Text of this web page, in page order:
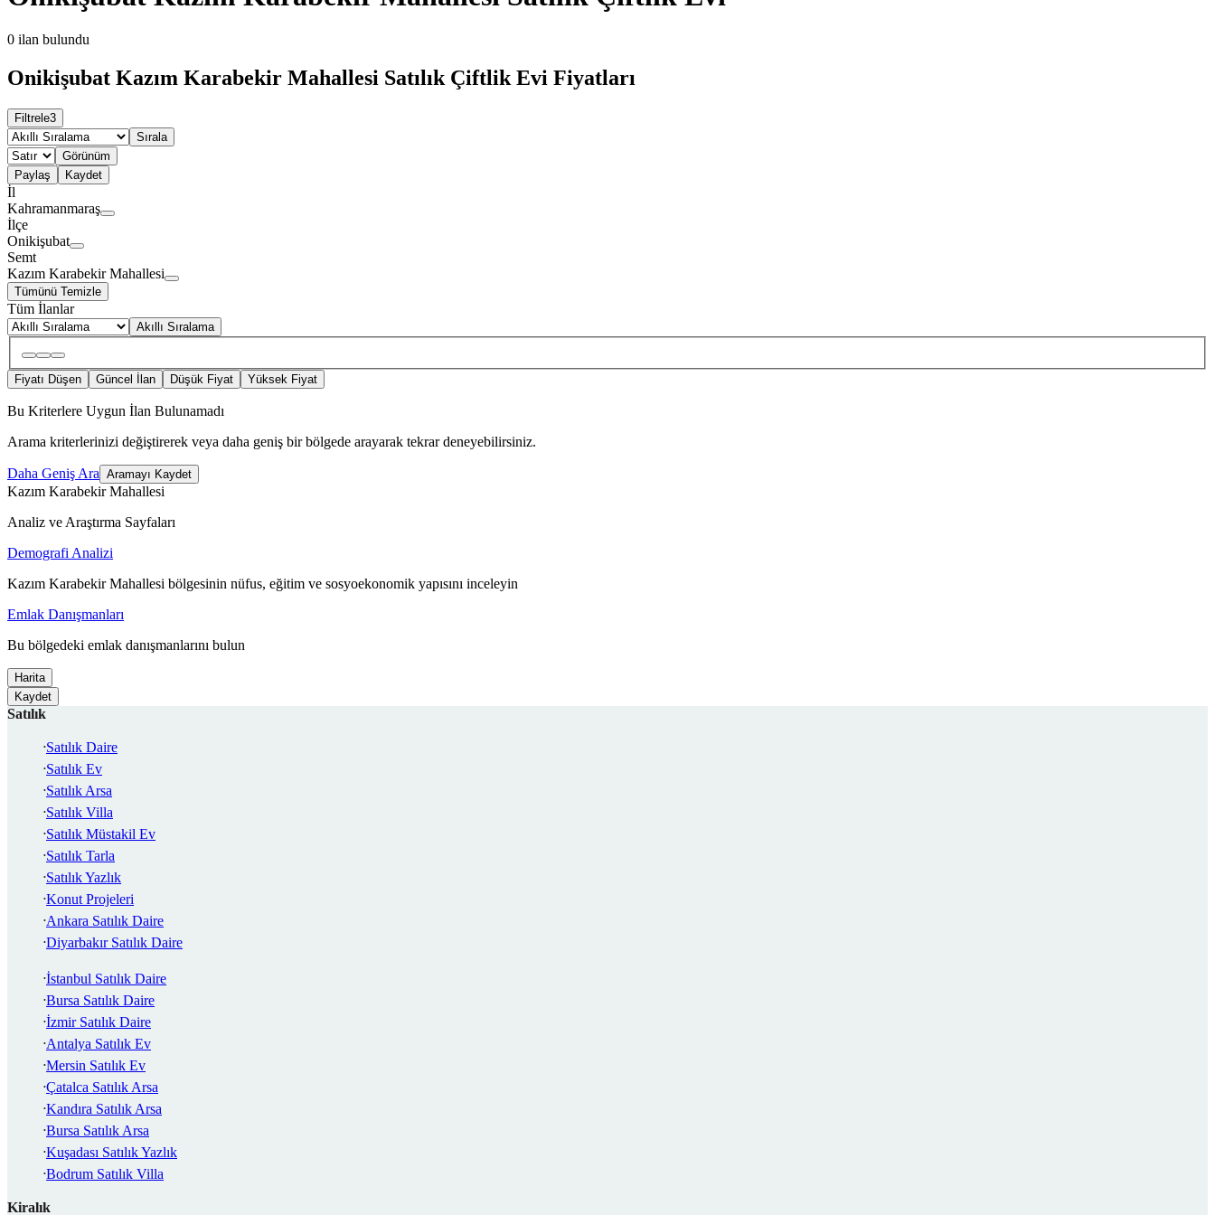
0 ilan bulundu
Onikişubat Kazım Karabekir Mahallesi Satılık Çiftlik Evi Fiyatları
Filtrele3
Sırala
Görünüm
Paylaş
Kaydet
İl
Kahramanmaraş
İlçe
Onikişubat
Semt
Kazım Karabekir Mahallesi
Tümünü Temizle
Tüm İlanlar
Akıllı Sıralama
Fiyatı Düşen Güncel İlan Düşük Fiyat Yüksek Fiyat
Bu Kriterlere Uygun İlan Bulunamadı
Arama kriterlerinizi değiştirerek veya daha geniş bir bölgede arayarak tekrar deneyebilirsiniz.
Daha Geniş Ara Aramayı Kaydet
Kazım Karabekir Mahallesi
Analiz ve Araştırma Sayfaları
Demografi Analizi
Kazım Karabekir Mahallesi bölgesinin nüfus, eğitim ve sosyoekonomik yapısını inceleyin
Emlak Danışmanları
Bu bölgedeki emlak danışmanlarını bulun
Harita
Kaydet
Satılık
Satılık Daire
Satılık Ev
Satılık Arsa
Satılık Villa
Satılık Müstakil Ev
Satılık Tarla
Satılık Yazlık
Konut Projeleri
Ankara Satılık Daire
Diyarbakır Satılık Daire
İstanbul Satılık Daire
Bursa Satılık Daire
İzmir Satılık Daire
Antalya Satılık Ev
Mersin Satılık Ev
Çatalca Satılık Arsa
Kandıra Satılık Arsa
Bursa Satılık Arsa
Kuşadası Satılık Yazlık
Bodrum Satılık Villa
Kiralık